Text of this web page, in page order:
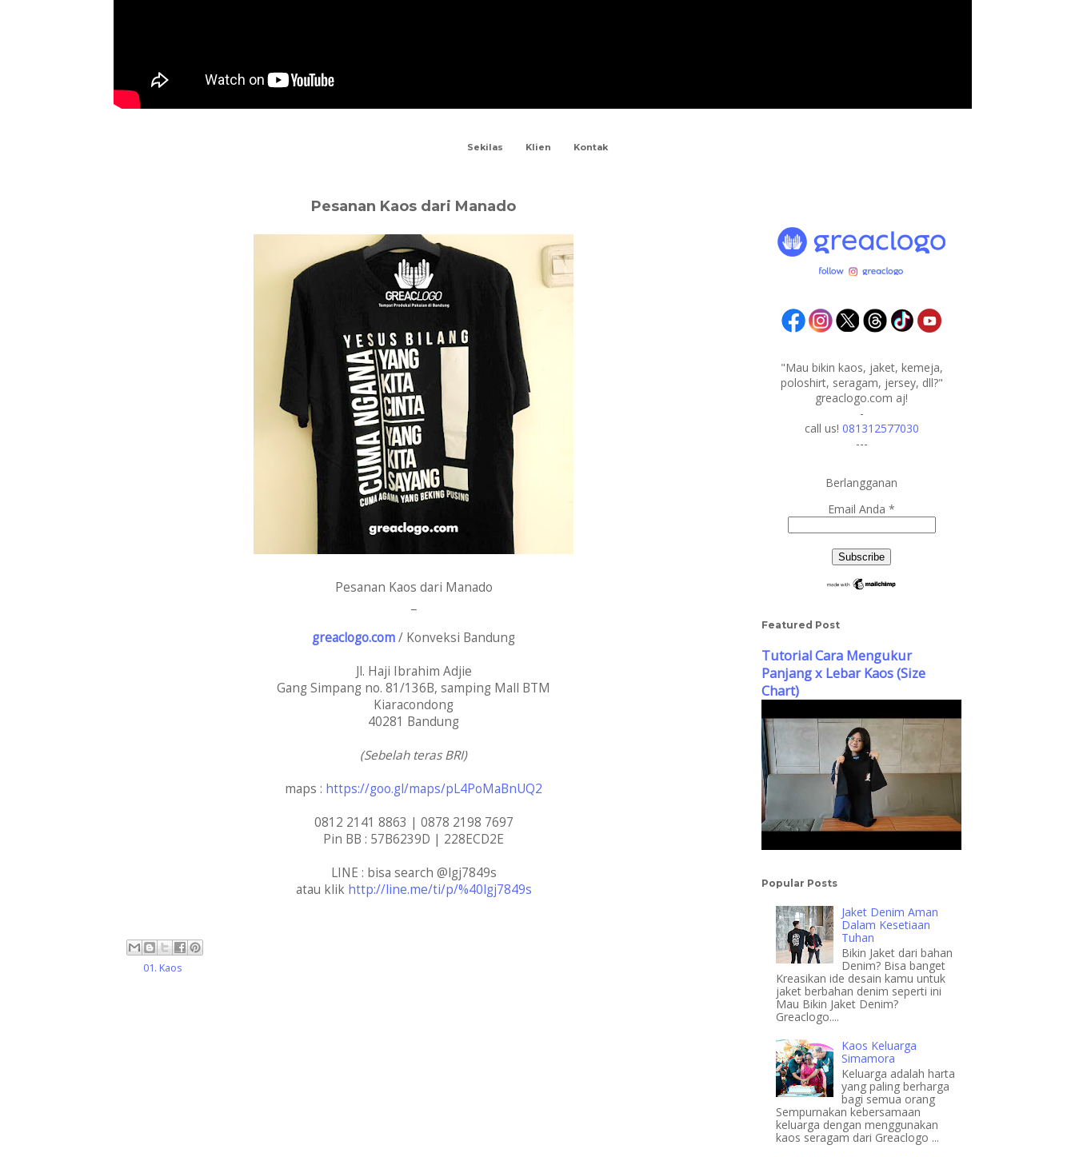
Sekilas Klien Kontak
Pesanan Kaos dari Manado
Pesanan Kaos dari Manado
greaclogo.com/ Konveksi Bandung
Jl. Haji Ibrahim Adjie
Gang Simpang no. 81/136B, samping Mall BTM
Kiaracondong
40281 Bandung
(Sebelah teras BRI)
maps : https://goo.gl/maps/pL4PoMaBnUQ2
0812 2141 8863 | 0878 2198 7697
Pin BB : 57B6239D | 228ECD2E
LINE : bisa search @lgj7849s
atau klik http://line.me/ti/p/%40lgj7849s
01. Kaos
"Mau bikin kaos, jaket, kemeja,
poloshirt, seragam, jersey, dll?"
greaclogo.com aj!
-
call us! 081312577030
---
Berlangganan
Email Anda *
Featured Post
Tutorial Cara Mengukur
Panjang x Lebar Kaos (Size
Chart)
Popular Posts
Jaket Denim Aman
Dalam Kesetiaan
Tuhan
Bikin Jaket dari bahan
Denim? Bisa banget
Kreasikan ide desain kamu untuk
jaket berbahan denim seperti ini
Mau Bikin Jaket Denim?
Greaclogo....
Kaos Keluarga
Simamora
Keluarga adalah harta
yang paling berharga
bagi semua orang
Sempurnakan kebersamaan
keluarga dengan menggunakan
kaos seragam dari Greaclogo ...